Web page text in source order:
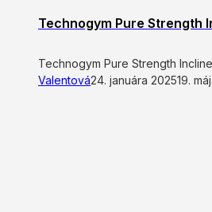
Technogym Pure Strength
Technogym Pure Strength
Valentová24. januára 202519.